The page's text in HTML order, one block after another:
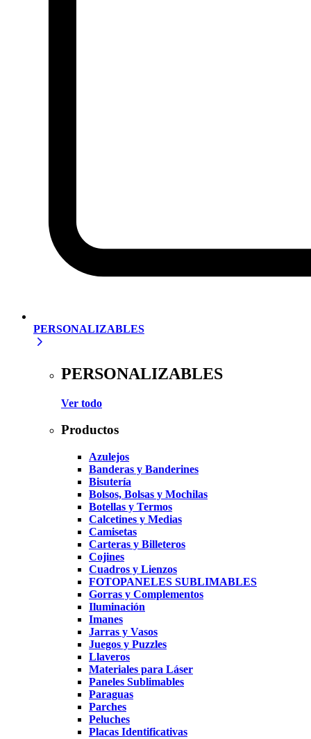
PERSONALIZABLES
PERSONALIZABLES
Ver todo
Productos
Azulejos
Banderas y Banderines
Bisutería
Bolsos, Bolsas y Mochilas
Botellas y Termos
Calcetines y Medias
Camisetas
Carteras y Billeteros
Cojines
Cuadros y Lienzos
FOTOPANELES SUBLIMABLES
Gorras y Complementos
Iluminación
Imanes
Jarras y Vasos
Juegos y Puzzles
Llaveros
Materiales para Láser
Paneles Sublimables
Paraguas
Parches
Peluches
Placas Identificativas